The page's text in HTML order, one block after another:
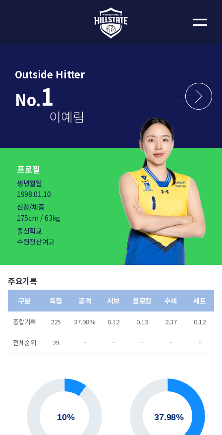
Outside Hitter
No.1
이예림
프로필
생년월일
1998.01.10
신장/체중
175cm / 63kg
출신학교
수원전산여고
주요기록
구분 득점 공격 서브 블로킹 수비 세트
종합기록 225 37.98% 0.12 0.13 2.37 0.12
전체순위 29 - - - - -